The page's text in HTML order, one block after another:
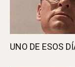
UNO DE ESOS